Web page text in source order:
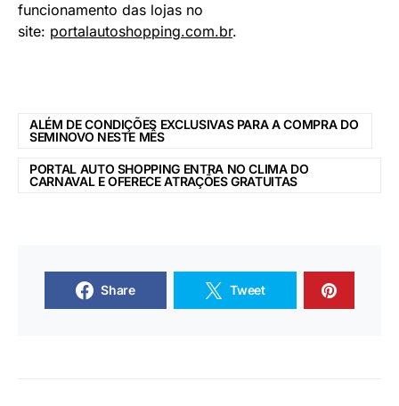
funcionamento das lojas no
site: portalautoshopping.com.br.
ALÉM DE CONDIÇÕES EXCLUSIVAS PARA A COMPRA DO
SEMINOVO NESTE MÊS
PORTAL AUTO SHOPPING ENTRA NO CLIMA DO
CARNAVAL E OFERECE ATRAÇÕES GRATUITAS
Share Tweet